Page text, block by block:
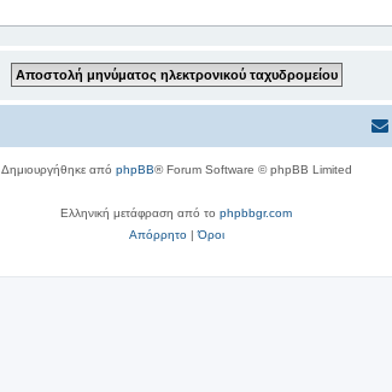
Δημιουργήθηκε από phpBB® Forum Software © phpBB Limited
Ελληνική μετάφραση από το phpbbgr.com
Απόρρητο|Όροι